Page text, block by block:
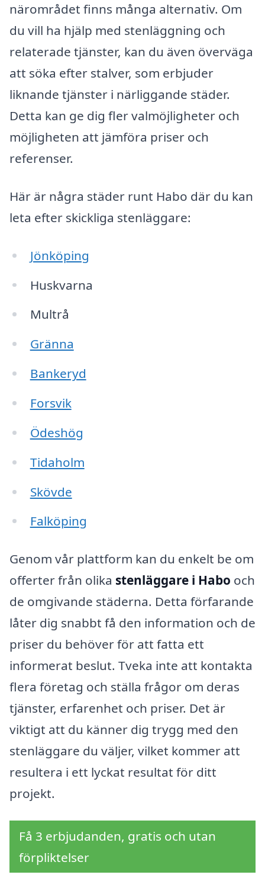
närområdet finns många alternativ. Om
du vill ha hjälp med stenläggning och
relaterade tjänster, kan du även överväga
att söka efter stalver, som erbjuder
liknande tjänster i närliggande städer.
Detta kan ge dig fler valmöjligheter och
möjligheten att jämföra priser och
referenser.
Här är några städer runt Habo där du kan
leta efter skickliga stenläggare:
Jönköping
Huskvarna
Multrå
Gränna
Bankeryd
Forsvik
Ödeshög
Tidaholm
Skövde
Falköping
Genom vår plattform kan du enkelt be om
offerter från olika stenläggare i Habo och
de omgivande städerna. Detta förfarande
låter dig snabbt få den information och de
priser du behöver för att fatta ett
informerat beslut. Tveka inte att kontakta
flera företag och ställa frågor om deras
tjänster, erfarenhet och priser. Det är
viktigt att du känner dig trygg med den
stenläggare du väljer, vilket kommer att
resultera i ett lyckat resultat för ditt
projekt.
Få 3 erbjudanden, gratis och utan
förpliktelser